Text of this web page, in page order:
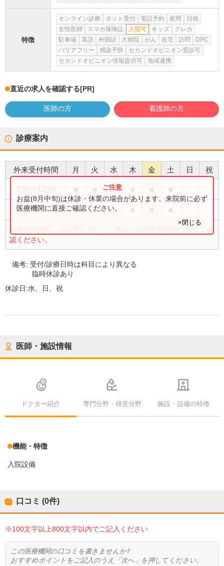
特徴
オンライン診療 ネット受付 電話予約 夜間
日祝
女性医師
スマホ保険証 入院可 キッズ
クレカ
駐車場
英語 外国語 大病院 がん 在宅 訪問
DPC
バリアフリー
感染予防
セカンドオピニオン受診可
セカンドオピニオン情報提供可
地域連携
直近の求人を確認する[PR]
医師の方 看護師の方
診療案内
外来受付時間 月 火 水 木 金 土 日 祝
13:00〜17:00 ● ●
外来受付時間・内容等について、事前に必ず医療機関に直接ご確
認ください。
お盆(8月中旬)は休診・休業の場合があります。来院前に必ず
医療機関に直接ご確認ください。
×閉じる
備考:受付/診療日時は科目により異なる
臨時休診あり
休診日:水、日、祝
医師・施設情報
ドクター紹介 専門分野・得意分野 施設・設備の特徴
機能・特徴
入院設備
口コミ (0件)
※100文字以上800文字以内でご記入ください